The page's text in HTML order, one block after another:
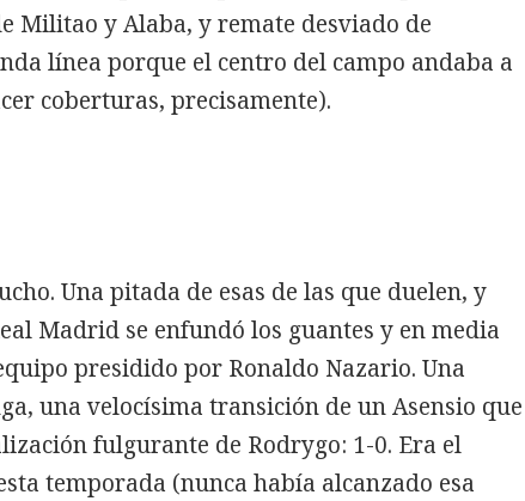
Militao y Alaba, y remate desviado de
línea porque el centro del campo andaba a
coberturas, precisamente).
Una pitada de esas de las que duelen, y
Madrid se enfundó los guantes y en media
presidido por Ronaldo Nazario. Una
una velocísima transición de un Asensio que
fulgurante de Rodrygo: 1-0. Era el
temporada (nunca había alcanzado esa